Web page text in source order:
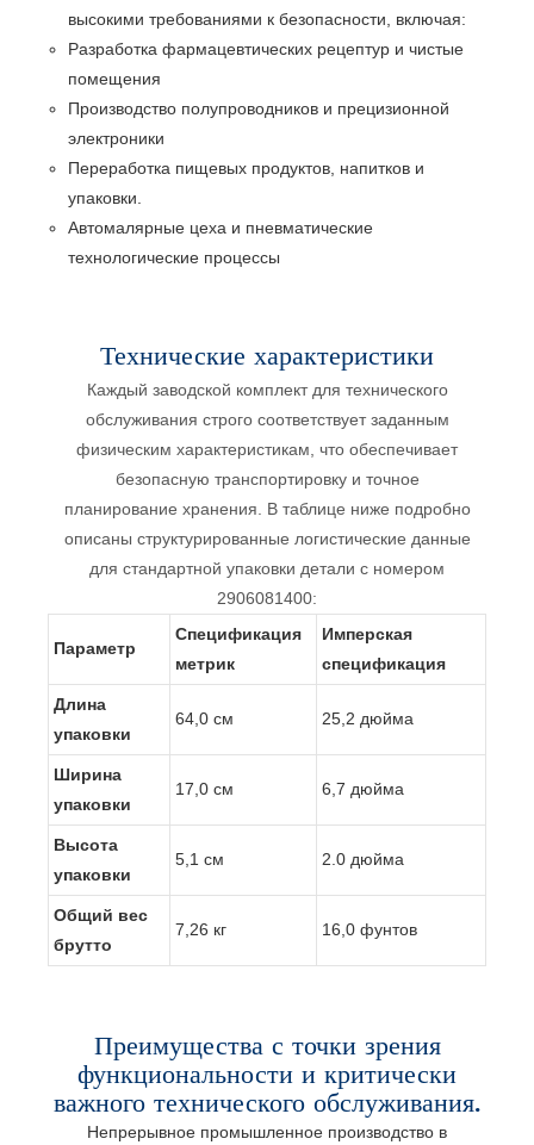
высокими требованиями к безопасности, включая:
Разработка фармацевтических рецептур и чистые
помещения
Производство полупроводников и прецизионной
электроники
Переработка пищевых продуктов, напитков и
упаковки.
Автомалярные цеха и пневматические
технологические процессы
Технические характеристики
Каждый заводской комплект для технического
обслуживания строго соответствует заданным
физическим характеристикам, что обеспечивает
безопасную транспортировку и точное
планирование хранения. В таблице ниже подробно
описаны структурированные логистические данные
для стандартной упаковки детали с номером
2906081400:
Параметр
Спецификация
метрик
Имперская
спецификация
Длина
упаковки
64,0 см 25,2 дюйма
Ширина
упаковки
17,0 см 6,7 дюйма
Высота
упаковки
5,1 см 2.0 дюйма
Общий вес
брутто
7,26 кг 16,0 фунтов
Преимущества с точки зрения
функциональности и критически
важного технического обслуживания.
Непрерывное промышленное производство в